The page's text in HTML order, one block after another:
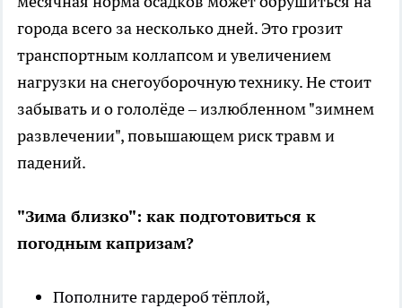
города всего за несколько дней. Это грозит
транспортным коллапсом и увеличением
нагрузки на снегоуборочную технику. Не стоит
забывать и о гололёде – излюбленном "зимнем
развлечении", повышающем риск травм и
падений.
"Зима близко": как подготовиться к
погодным капризам?
Пополните гардероб тёплой,